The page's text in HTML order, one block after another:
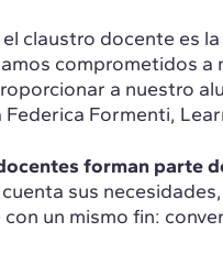
el claustro docente es
comprometidos
a nuestro
Formenti,
forman parte
sus
un mismo fin: